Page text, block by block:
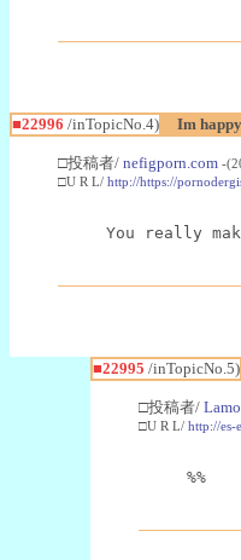
■22996 /inTopicNo.4) Im
□投稿者/ nefigporn.com -
□U R L/ http://https://
You really
■22995 /inTopicNo.5)
□投稿者/
□U R L/ http://es-
%%